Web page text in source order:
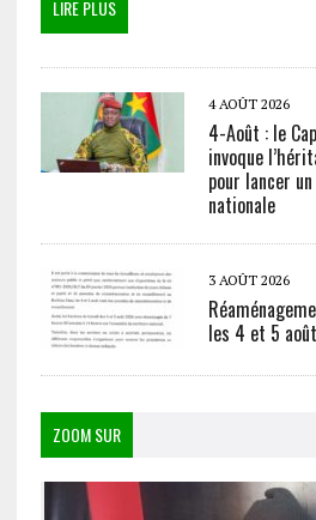
LIRE PLUS
4 AOÛT 2026
4-Août : le
invoque
pour lancer
nationale
3 AOÛT 2026
les 4 et 5
ZOOM SUR